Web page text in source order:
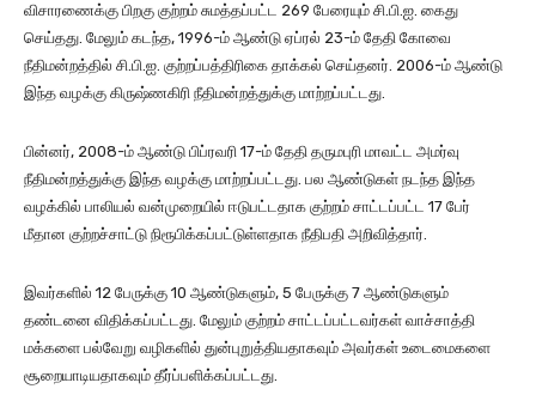
விசாரணைக்கு பிறகு குற்றம் சுமத்தப்பட்ட 269 பேரையும் சி.பி.ஐ. கைது
செய்தது. மேலும் கடந்த, 1996-ம் ஆண்டு ஏப்ரல் 23-ம் தேதி கோவை
நீதிமன்றத்தில் சி.பி.ஐ. குற்றப்பத்திரிகை தாக்கல் செய்தனர். 2006-ம் ஆண்டு
இந்த வழக்கு கிருஷ்ணகிரி நீதிமன்றத்துக்கு மாற்றப்பட்டது.
பின்னர், 2008-ம் ஆண்டு பிப்ரவரி 17-ம் தேதி தருமபுரி மாவட்ட அமர்வு
நீதிமன்றத்துக்கு இந்த வழக்கு மாற்றப்பட்டது. பல ஆண்டுகள் நடந்த இந்த
வழக்கில் பாலியல் வன்முறையில் ஈடுபட்டதாக குற்றம் சாட்டப்பட்ட 17 பேர்
மீதான குற்றச்சாட்டு நிரூபிக்கப்பட்டுள்ளதாக நீதிபதி அறிவித்தார்.
இவர்களில் 12 பேருக்கு 10 ஆண்டுகளும், 5 பேருக்கு 7 ஆண்டுகளும்
தண்டனை விதிக்கப்பட்டது. மேலும் குற்றம் சாட்டப்பட்டவர்கள் வாச்சாத்தி
மக்களை பல்வேறு வழிகளில் துன்புறுத்தியதாகவும் அவர்கள் உடைமைகளை
சூறையாடியதாகவும் தீர்ப்பளிக்கப்பட்டது.